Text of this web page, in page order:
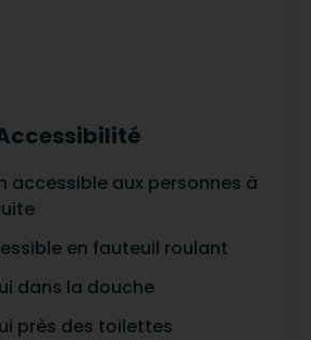
accessible aux personnes à
en fauteuil roulant
dans la douche
près des toilettes